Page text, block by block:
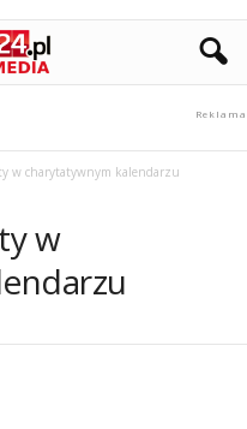
w charytatywnym kalendarzu
w